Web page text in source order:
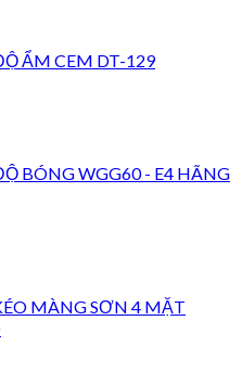
ẨM CEM DT-129
BÓNG WGG60 - E4 HÃNG
MÀNG SƠN 4 MẶT